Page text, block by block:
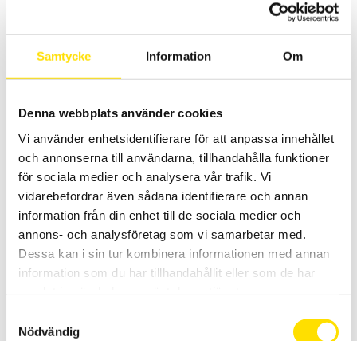
Samtycke Information Om
Denna webbplats använder cookies
Vi använder enhetsidentifierare för att anpassa innehållet
och annonserna till användarna, tillhandahålla funktioner
för sociala medier och analysera vår trafik. Vi
vidarebefordrar även sådana identifierare och annan
information från din enhet till de sociala medier och
annons- och analysföretag som vi samarbetar med.
Dessa kan i sin tur kombinera informationen med annan
information som du har tillhandahållit eller som de har
Nödvändig
RN 5306 Pyroteknisk-ohmmeter
RN5306 är en bärbar robust pyroteknisk ohmmeter med hög
säkerhet samt en upplösning från 10 mΩ. RN5306 kan användas
LÄS MER